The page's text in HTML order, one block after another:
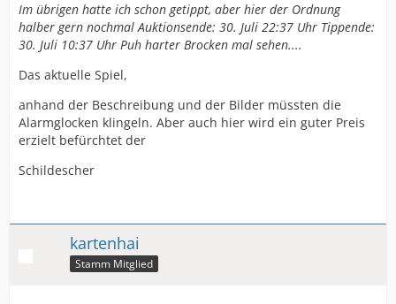
Im übrigen hatte ich schon getippt, aber hier der Ordnung
halber gern nochmal Auktionsende: 30. Juli 22:37 Uhr Tippende:
30. Juli 10:37 Uhr Puh harter Brocken mal sehen....
Das aktuelle Spiel,
anhand der Beschreibung und der Bilder müssten die
Alarmglocken klingeln. Aber auch hier wird ein guter Preis
erzielt befürchtet der
Schildescher
kartenhai
Stamm Mitglied